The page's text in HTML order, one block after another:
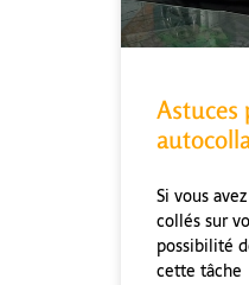
Astuces
Si vous
collés sur
possibilité
cette tâche